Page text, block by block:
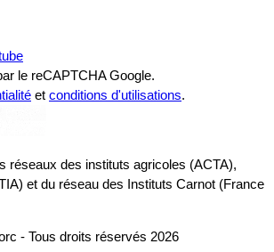
le reCAPTCHA Google.
et conditions d'utilisations.
réseaux des instituts agricoles (ACTA),
et du réseau des Instituts Carnot (France
- Tous droits réservés 2026